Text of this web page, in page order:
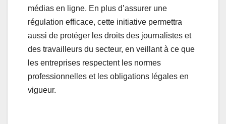
médias en ligne. En plus d’assurer une
régulation efficace, cette initiative permettra
aussi de protéger les droits des journalistes et
des travailleurs du secteur, en veillant à ce que
les entreprises respectent les normes
professionnelles et les obligations légales en
vigueur.